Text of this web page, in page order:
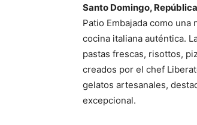
Santo Domingo,
Patio Embajada como
cocina italiana auténtica.
pastas frescas, risottos,
creados por el chef
gelatos artesanales,
excepcional.